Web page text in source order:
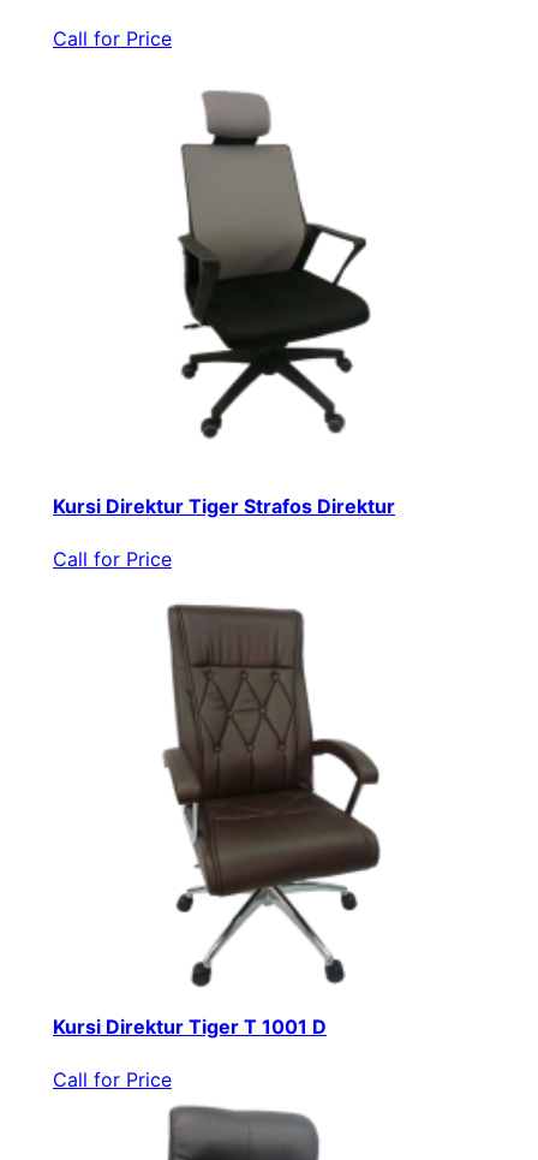
Call for Price
Kursi Direktur Tiger Strafos Direktur
Call for Price
Kursi Direktur Tiger T 1001 D
Call for Price